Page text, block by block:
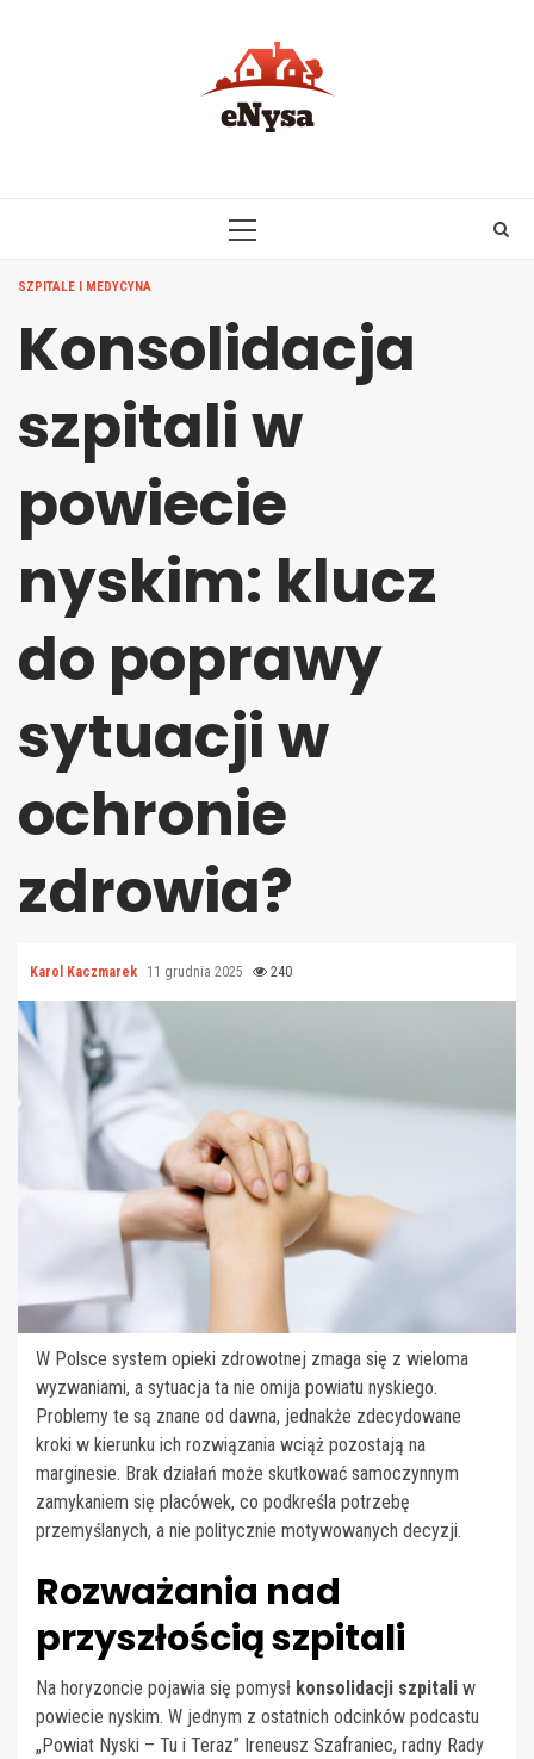
PRIMARY
SZPITALE I MEDYCYNA
Konsolidacja
szpitali w
powiecie
nyskim: klucz
do poprawy
sytuacji w
ochronie
zdrowia?
Karol Kaczmarek 11 grudnia 2025 240
W Polsce system opieki zdrowotnej zmaga się z wieloma
wyzwaniami, a sytuacja ta nie omija powiatu nyskiego.
Problemy te są znane od dawna, jednakże zdecydowane
kroki w kierunku ich rozwiązania wciąż pozostają na
marginesie. Brak działań może skutkować samoczynnym
zamykaniem się placówek, co podkreśla potrzebę
przemyślanych, a nie politycznie motywowanych decyzji.
Rozważania nad
przyszłością szpitali
Na horyzoncie pojawia się pomysł konsolidacji szpitali w
powiecie nyskim. W jednym z ostatnich odcinków podcastu
„Powiat Nyski – Tu i Teraz” Ireneusz Szafraniec, radny Rady